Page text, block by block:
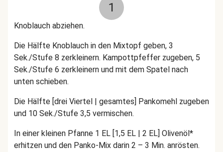
1
Knoblauch abziehen.
Die Hälfte Knoblauch in den Mixtopf geben, 3
Sek./Stufe 8 zerkleinern. Kampottpfeffer zugeben, 5
Sek./Stufe 6 zerkleinern und mit dem Spatel nach
unten schieben.
Die Hälfte [drei Viertel | gesamtes] Pankomehl zugeben
und 10 Sek./Stufe 3,5 vermischen.
In einer kleinen Pfanne 1 EL [1,5 EL | 2 EL] Olivenöl*
erhitzen und den Panko-Mix darin 2 – 3 Min. anrösten.